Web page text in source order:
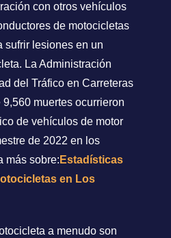
con otros vehículos
de motocicletas
sufrir lesiones en un
La Administración
del Tráfico en Carreteras
9,560 muertes ocurrieron
de vehículos de motor
de 2022 en los
más sobre: Estadísticas
en Los
a menudo son